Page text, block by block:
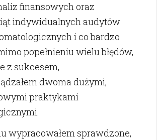
finansowych oraz
indywidualnych audytów
i co bardzo
popełnieniu wielu błędów,
z sukcesem,
dwoma dużymi,
praktykami
wypracowałem sprawdzone,